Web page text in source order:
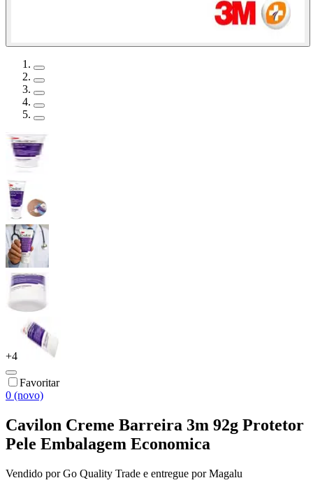
+4
Favoritar
0 (novo)
Cavilon Creme Barreira 3m 92g Protetor
Pele Embalagem Economica
Vendido porGo Quality Trade e entregue por Magalu